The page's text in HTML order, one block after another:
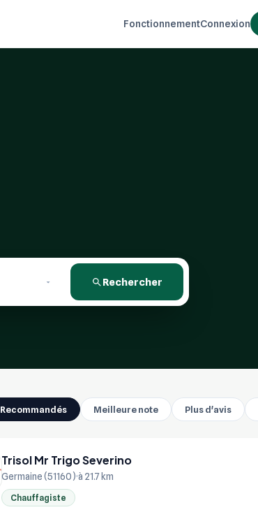
FonctionnementConnexion
Rechercher
Recommandés Meilleure note Plus d'avis
Trisol Mr Trigo Severino
Germaine (51160) à 21.7 km
Chauffagiste